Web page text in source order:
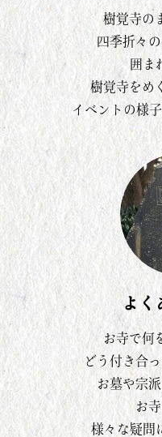
樹覚寺の
四季折々
囲ま
樹覚寺をめ
イベントの様
よく
お寺で何
どう付き合
お墓や宗
お
様々な疑問